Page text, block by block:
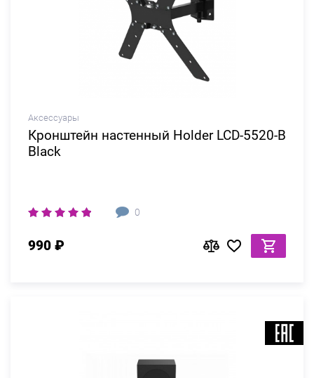
Аксессуары
Кронштейн настенный Holder LCD-5520-B
Black
0
990 ₽